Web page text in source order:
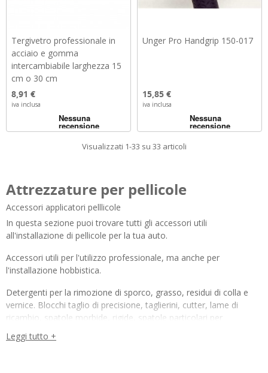
Tergivetro professionale in
acciaio e gomma
intercambiabile larghezza 15
cm o 30 cm
Prezzo
8,91 €
iva inclusa
Unger Pro Handgrip 150-017
Prezzo
15,85 €
iva inclusa
Visualizzati 1-33 su 33 articoli
Attrezzature per pellicole
Accessori applicatori pelllicole
In questa sezione puoi trovare tutti gli accessori utili
all'installazione di pellicole per la tua auto.
Accessori utili per l'utilizzo professionale, ma anche per
l'installazione hobbistica.
Detergenti per la rimozione di sporco, grasso, residui di colla e
vernice. Blocchi taglio di precisione, taglierini, cutter, lame di
ricambio, spatole morbide, rigide, spatole particolari per
Leggi tutto +